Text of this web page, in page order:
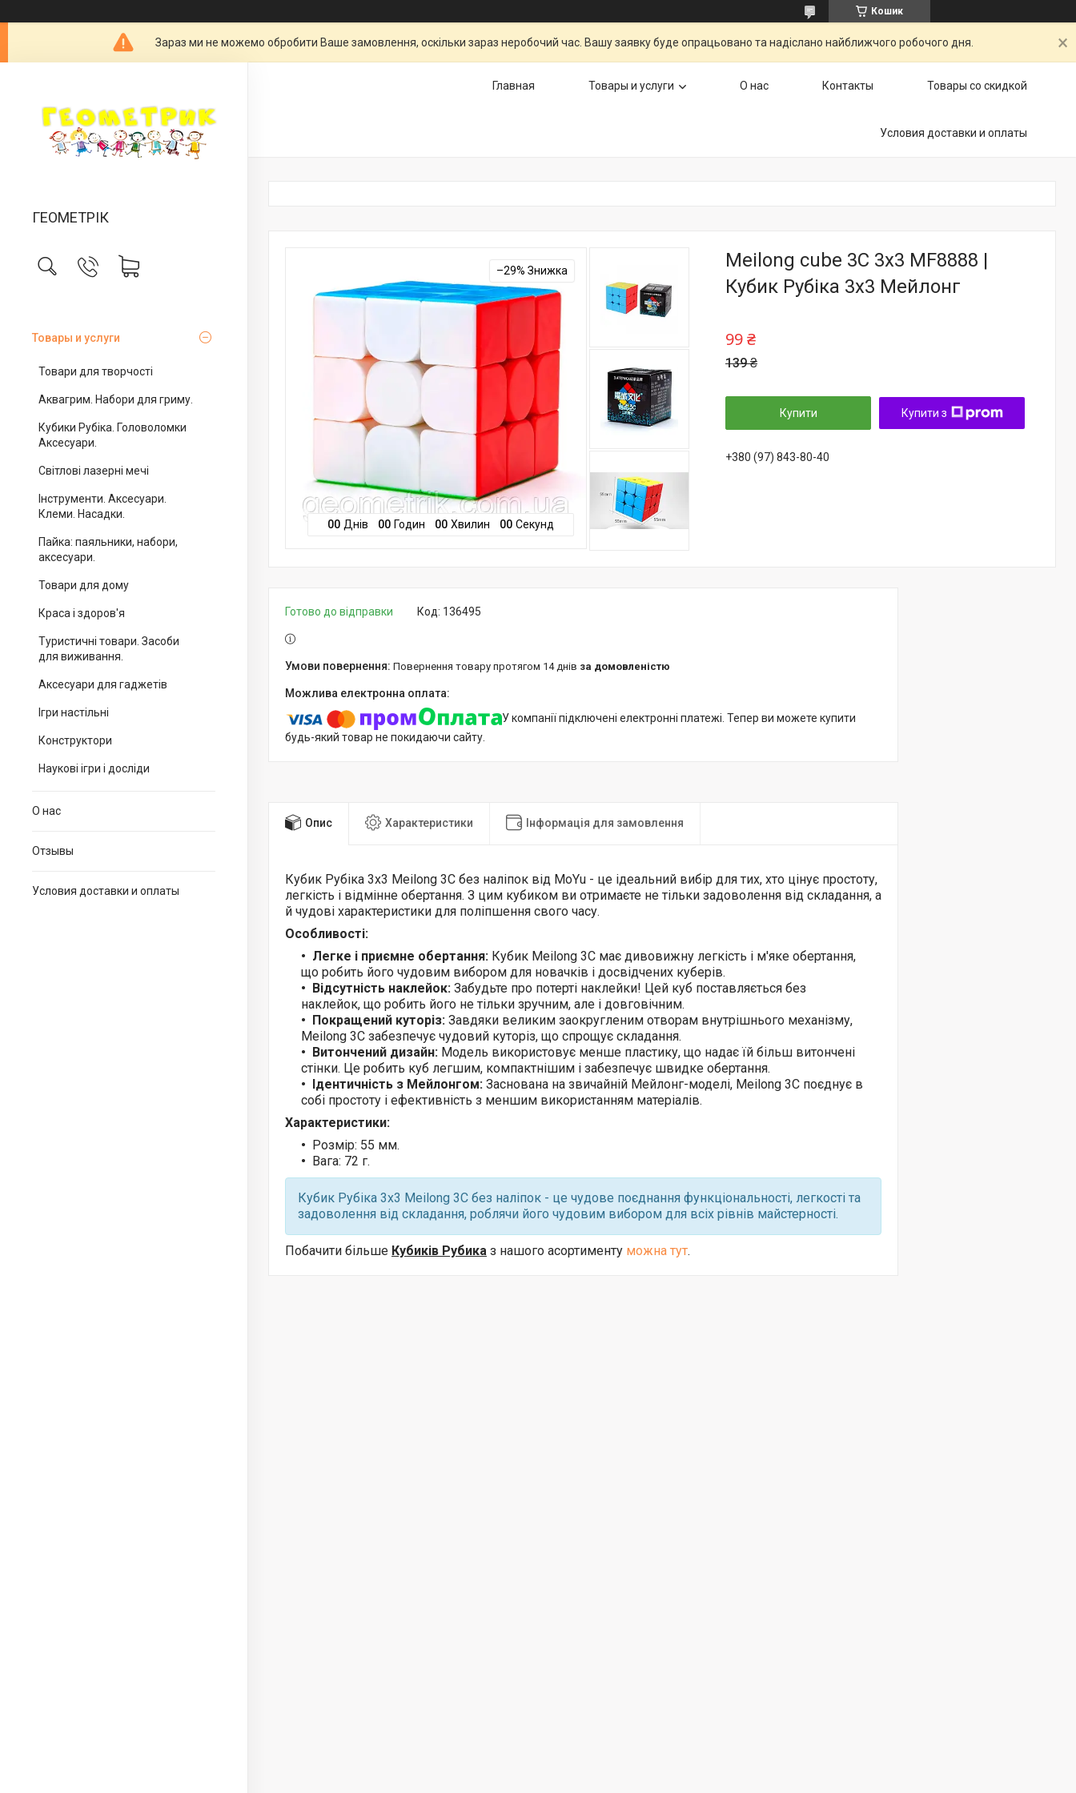
Кошик
Зараз ми не можемо обробити Ваше замовлення, оскільки зараз неробочий час. Вашу заявку буде опрацьовано та надіслано найближчого робочого дня.
ГЕОМЕТРІК
Товары и услуги
Товари для творчості
Аквагрим. Набори для гриму.
Кубики Рубіка. Головоломки
Аксесуари.
Світлові лазерні мечі
Інструменти. Аксесуари.
Клеми. Насадки.
Пайка: паяльники, набори,
аксесуари.
Товари для дому
Краса і здоров'я
Туристичні товари. Засоби
для виживання.
Аксесуари для гаджетів
Ігри настільні
Конструктори
Наукові ігри і досліди
О нас
Отзывы
Условия доставки и оплаты
Главная Товары и услуги О нас Контакты Товары со скидкой
Условия доставки и оплаты
–29%
00 Днів 00 Годин 00 Хвилин 00 Секунд
Meilong cube 3C 3x3 MF8888 |
Кубик Рубіка 3х3 Мейлонг
139 ₴
99 ₴
Купити Купити з
+380 (97) 843-80-40
Готово до відправки Код: 136495
повернення товару протягом 14 днів за домовленістю
У компанії підключені електронні платежі. Тепер ви можете купити
будь-який товар не покидаючи сайту.
Опис Характеристики Інформація для замовлення
Кубик Рубіка 3x3 Meilong 3C без наліпок від MoYu - це ідеальний вибір для тих, хто цінує простоту,
легкість і відмінне обертання. З цим кубиком ви отримаєте не тільки задоволення від складання, а
й чудові характеристики для поліпшення свого часу.
Особливості:
Легке і приємне обертання: Кубик Meilong 3C має дивовижну легкість і м'яке обертання,
що робить його чудовим вибором для новачків і досвідчених куберів.
Відсутність наклейок: Забудьте про потерті наклейки! Цей куб поставляється без
наклейок, що робить його не тільки зручним, але і довговічним.
Покращений куторіз: Завдяки великим заокругленим отворам внутрішнього механізму,
Meilong 3C забезпечує чудовий куторіз, що спрощує складання.
Витончений дизайн: Модель використовує менше пластику, що надає їй більш витончені
стінки. Це робить куб легшим, компактнішим і забезпечує швидке обертання.
Ідентичність з Мейлонгом: Заснована на звичайній Мейлонг-моделі, Meilong 3C поєднує в
собі простоту і ефективність з меншим використанням матеріалів.
Характеристики:
Розмір: 55 мм.
Вага: 72 г.
Кубик Рубіка 3x3 Meilong 3C без наліпок - це чудове поєднання функціональності, легкості та
задоволення від складання, роблячи його чудовим вибором для всіх рівнів майстерності.
Побачити більше Кубиків Рубика з нашого асортименту можна тут.